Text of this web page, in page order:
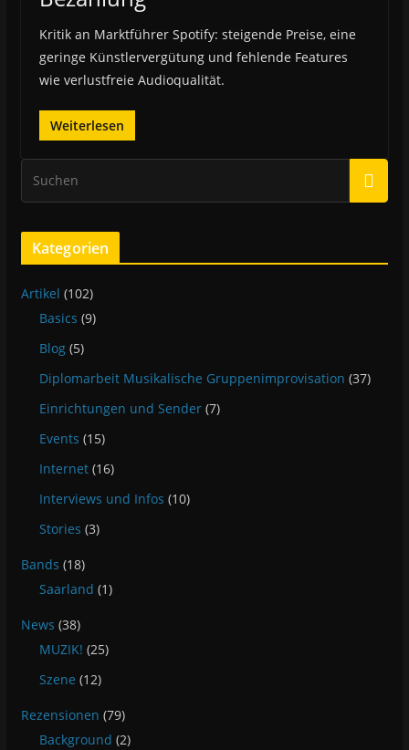
Kritik an Marktführer Spotify: steigende Preise, eine
geringe Künstlervergütung und fehlende Features
wie verlustfreie Audioqualität.
Weiterlesen
Kategorien
Artikel (102)
Basics (9)
Blog(5)
Diplomarbeit Musikalische Gruppenimprovisation (37)
Einrichtungen und Sender(7)
Events (15)
Internet(16)
Interviews und Infos (10)
Stories (3)
Bands (18)
Saarland (1)
News (38)
MUZIK! (25)
Szene (12)
Rezensionen (79)
Background (2)